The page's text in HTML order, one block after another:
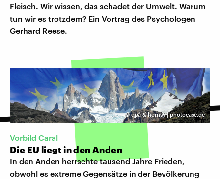
Fleisch. Wir wissen, das schadet der Umwelt. Warum
tun wir es trotzdem? Ein Vortrag des Psychologen
Gerhard Reese.
©dpa & hornsy | photocase.de
Vorbild Caral
Die EU liegt in den Anden
In den Anden herrschte tausend Jahre Frieden,
obwohl es extreme Gegensätze in der Bevölkerung